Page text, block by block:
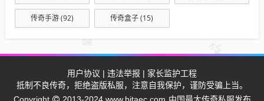
传奇手游(92) 传奇盒子(15)
用户协议 | 违法举报 | 家长监护工程
抵制不良传奇，拒绝盗版私服，注意自我保护，谨防受骗上当。
Copyright
2013-2024 www.bitaec.com 中国最大传奇私服发布